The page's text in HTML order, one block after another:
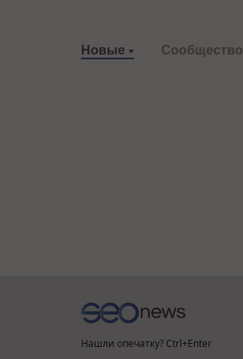
Новые Сообщество
Нашли опечатку? Ctrl+Enter